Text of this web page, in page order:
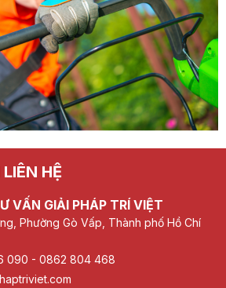
HỆ
VẤN GIẢI PHÁP TRÍ VIỆT
Phường Gò Vấp, Thành phố Hồ Chí
090 - 0862 804 468